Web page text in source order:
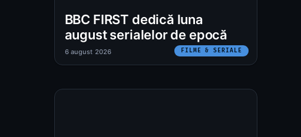
BBC FIRST dedică luna
august serialelor de epocă
FILME & SERIALE
6 august 2026